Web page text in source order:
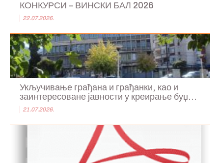
КОНКУРСИ – ВИНСКИ БАЛ 2026
22.07.2026.
Укључивање грађана и грађанки, као и
заинтересоване јавности у креирање буџ...
21.07.2026.